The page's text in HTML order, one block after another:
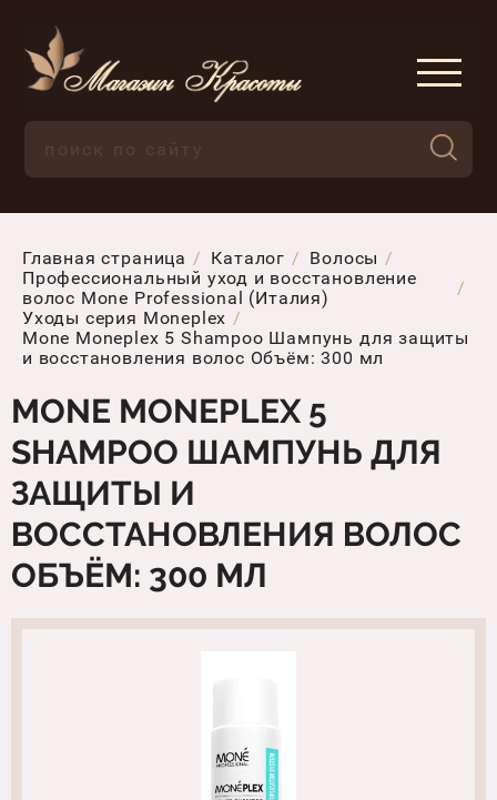
Главная страница Каталог
Волосы
Профессиональный уход и восстановление
волос Mone Professional (Италия)
Уходы серия Moneplex
Mone Moneplex 5 Shampoo Шампунь для защиты
и восстановления волос Объём: 300 мл
MONE MONEPLEX 5
SHAMPOO ШАМПУНЬ ДЛЯ
ЗАЩИТЫ И
ВОССТАНОВЛЕНИЯ ВОЛОС
ОБЪЁМ: 300 МЛ